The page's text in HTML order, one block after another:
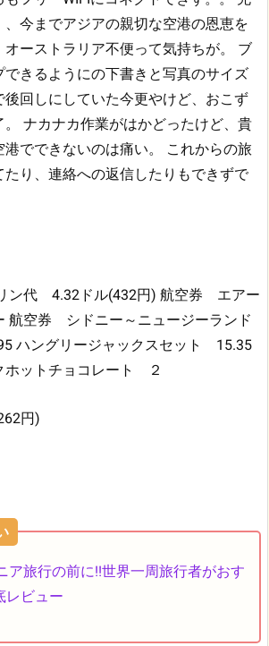
今までアジアの親切な空港の恩恵を
ーストラリア不便って気持ちが。
ブ
できるようにの下書きと写真のサイズ
後回しにしていた今更やけど、おこず
ナカナカ作業がはかどったけど、貴
でできないのは痛い。
これからの旅
り、連絡への返信したりもできずで
ン代 4.32ドル(432円) 航空券 エアー
航空券 シドニー～ニュージーランド
ハングリージャックスセット 15.35
ホットチョコレート ２
円)
ア旅行の前に!!世界一周旅行者がおす
レビュー